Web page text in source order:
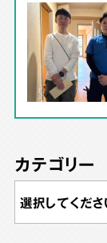
カテゴリー